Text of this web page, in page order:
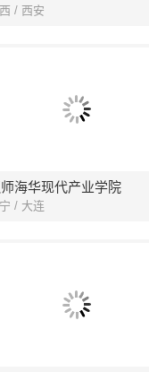
/ 西安
海华现代产业学院
/ 大连